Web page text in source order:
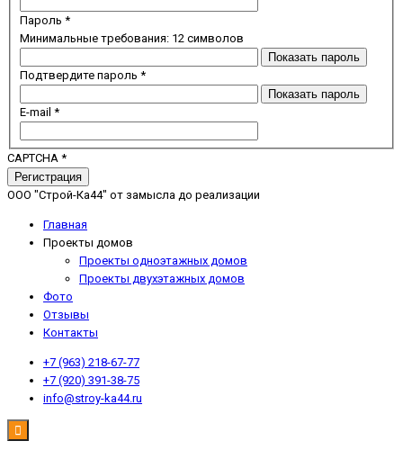
Пароль *
Минимальные требования: 12 символов
Показать пароль
Подтвердите пароль *
Показать пароль
E-mail *
CAPTCHA *
Регистрация
ООО "Строй-Ка44" от замысла до реализации
Главная
Проекты домов
Проекты одноэтажных домов
Проекты двухэтажных домов
Фото
Отзывы
Контакты
+7 (963) 218-67-77
+7 (920) 391-38-75
info@stroy-ka44.ru
